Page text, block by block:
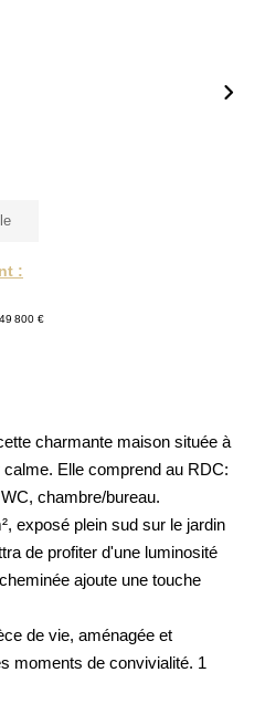
:
800 €
charmante maison située à
Elle comprend au RDC:
chambre/bureau.
exposé plein sud sur le jardin
de profiter d'une luminosité
ajoute une touche
de vie, aménagée et
moments de convivialité. 1